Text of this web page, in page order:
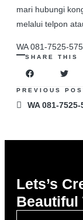
mari hubungi
melalui telpon
WA 081-7525-
SHARE THIS
PREVIOUS
Lets’s
Beautiful